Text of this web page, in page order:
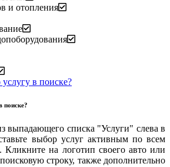
и отопления
в поиске?
поиске?
выпадающего списка "Услуги" слева в
выбор услуг активным по всем
Кликните на логотип своего авто или
строку, также дополнительно